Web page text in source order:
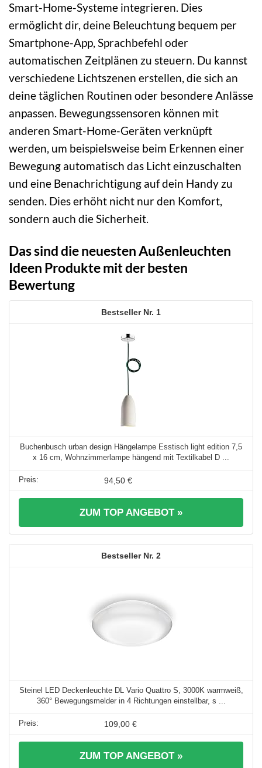
Smart-Home-Systeme integrieren. Dies
ermöglicht dir, deine Beleuchtung bequem per
Smartphone-App, Sprachbefehl oder
automatischen Zeitplänen zu steuern. Du kannst
verschiedene Lichtszenen erstellen, die sich an
deine täglichen Routinen oder besondere Anlässe
anpassen. Bewegungssensoren können mit
anderen Smart-Home-Geräten verknüpft
werden, um beispielsweise beim Erkennen einer
Bewegung automatisch das Licht einzuschalten
und eine Benachrichtigung auf dein Handy zu
senden. Dies erhöht nicht nur den Komfort,
sondern auch die Sicherheit.
Das sind die neuesten Außenleuchten
Ideen Produkte mit der besten
Bewertung
1
Buchenbusch urban design Hängelampe Esstisch light edition 7,5
x 16 cm, Wohnzimmerlampe hängend mit Textilkabel D ...
94,50 €
ZUM TOP ANGEBOT »
2
Steinel LED Deckenleuchte DL Vario Quattro S, 3000K warmweiß,
360° Bewegungsmelder in 4 Richtungen einstellbar, s ...
109,00 €
ZUM TOP ANGEBOT »